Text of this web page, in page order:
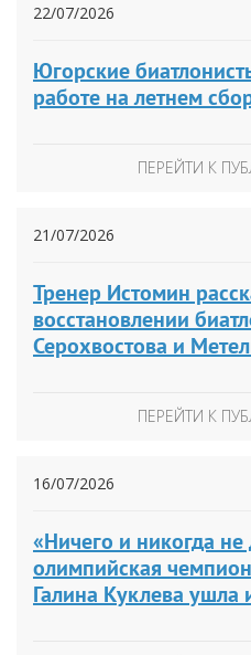
22/07/2026
Югорские
работе на летнем
ПЕРЕЙТИ К
21/07/2026
Тренер Истомин
восстановлении
Серохвостова и
ПЕРЕЙТИ К
16/07/2026
«Ничего и никогда
олимпийская
Галина Куклева ушла